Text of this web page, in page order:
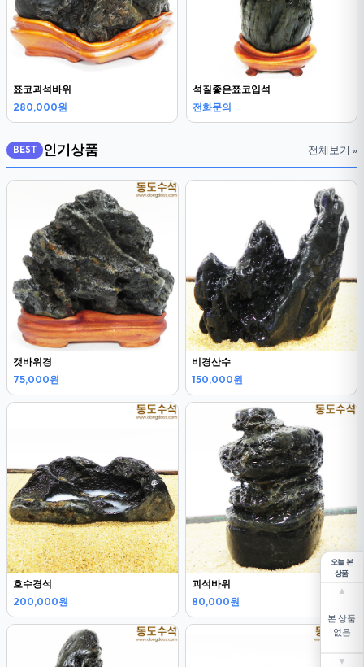
오늘 본
상품
▲
본 상품
없음
▼
쬬코괴석바위
280,000원
석질좋은쬬코입석
전화문의
BEST 인기상품 전체보기 »
갯바위경
75,000원
비경산수
150,000원
호수경석
200,000원
괴석바위
80,000원